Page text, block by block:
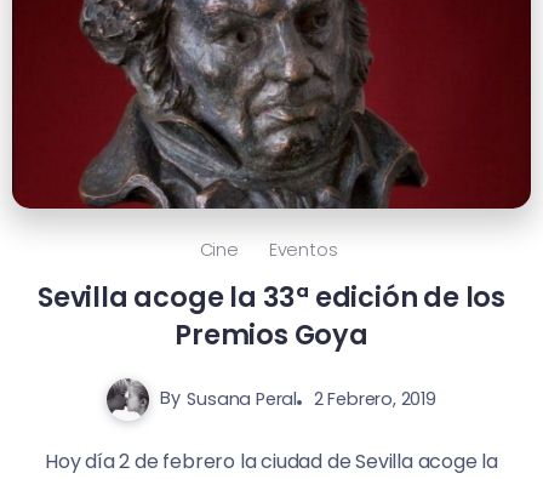
Cine Eventos
Sevilla acoge la 33ª edición de los
Premios Goya
By Susana Peral 2 Febrero, 2019
Hoy día 2 de febrero la ciudad de Sevilla acoge la